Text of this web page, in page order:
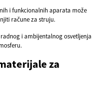
i funkcionalnih aparata može
račune za struju.
i ambijentalnog osvetljenja
za